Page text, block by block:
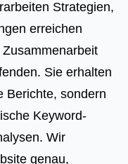
Strategien,
erreichen
Sie erhalten
Berichte, sondern
Keyword-
Wir
genau,